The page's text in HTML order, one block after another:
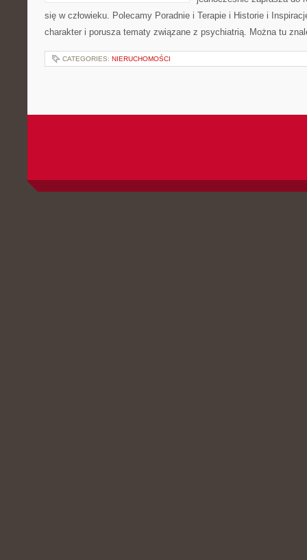
się w człowieku. Polecamy Poradnie i Terapie i Historie i
charakter i porusza tematy związane z psychiatrią. Można tu
CATEGORIES: NIERUCHOMOŚCI